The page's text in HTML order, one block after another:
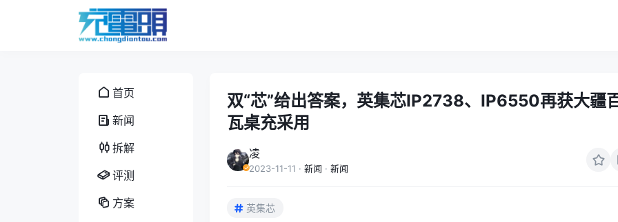
首页
新闻
拆解
评测
方案
双“芯”给出答案，英集芯IP2738、IP6550再获大疆
瓦桌充采用
凌
2023-11-11 · 新闻 · 新闻
英集芯